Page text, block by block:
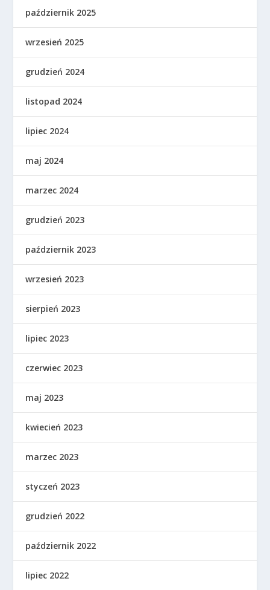
październik 2025
wrzesień 2025
grudzień 2024
listopad 2024
lipiec 2024
maj 2024
marzec 2024
grudzień 2023
październik 2023
wrzesień 2023
sierpień 2023
lipiec 2023
czerwiec 2023
maj 2023
kwiecień 2023
marzec 2023
styczeń 2023
grudzień 2022
październik 2022
lipiec 2022